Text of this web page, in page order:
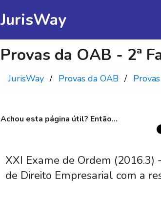
JurisWay
Provas da OAB - 2ª
JurisWay Provas da OAB
Achou esta página útil? Então...
XXI Exame de Ordem
de Direito Empresarial com a